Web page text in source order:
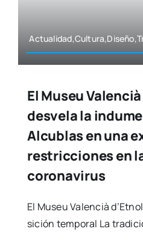
El Museu
desvela la
Alcublas en una
restricciones en
coronavirus
El Museu Valen­cià
si­ción tem­po­ral La